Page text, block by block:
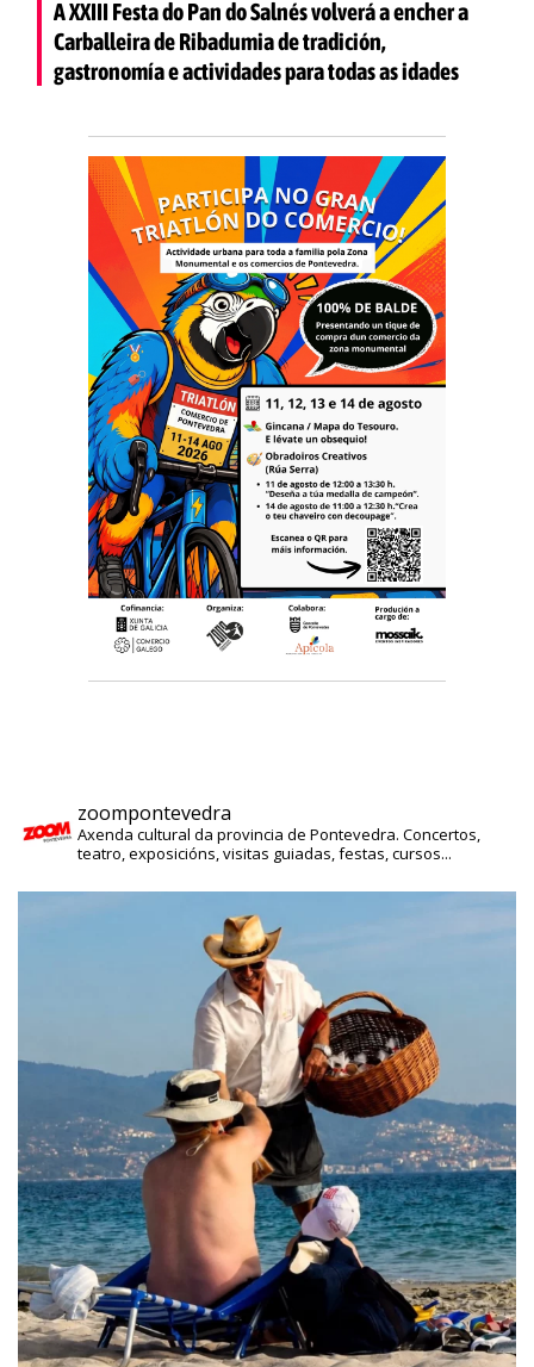
A XXIII Festa do Pan do Salnés volverá a encher a
Carballeira de Ribadumia de tradición,
gastronomía e actividades para todas as idades
zoompontevedra
Axenda cultural da provincia de Pontevedra. Concertos,
teatro, exposicións, visitas guiadas, festas, cursos...